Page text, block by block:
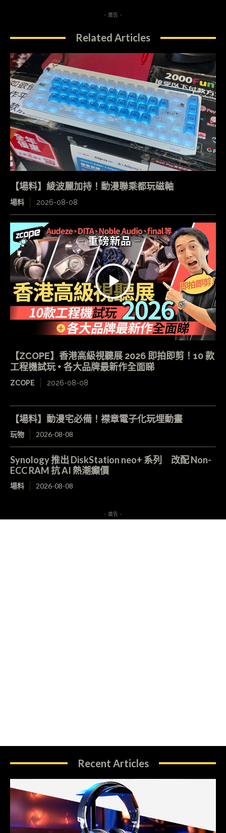
- 廣告 -
Related Articles
【場料】綾波麗加持！動漫聯乘都玩磁軸
場料 2026-08-08
【ZCOPE】香港高級視聽展 2026 即拍即剪！10 款
工程機試玩 + 各大品牌最新作全面睇
ZCOPE 2026-08-08
【場料】動漫宅必備！襟章電子化玩埋動畫
玩物 2026-08-08
Synology 推出 DiskStation neo+ 系列 改配 Non-
ECC RAM 抗 AI 熱潮癲價
場料 2026-08-08
- 廣告 -
Recent Articles